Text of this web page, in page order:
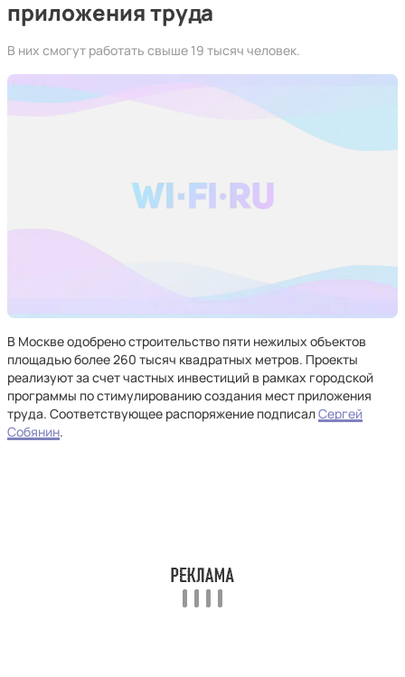
приложения труда
В них смогут работать свыше 19 тысяч человек.
В Москве одобрено строительство пяти нежилых объектов
площадью более 260 тысяч квадратных метров. Проекты
реализуют за счет частных инвестиций в рамках городской
программы по стимулированию создания мест приложения
труда. Соответствующее распоряжение подписалСергей
Собянин.